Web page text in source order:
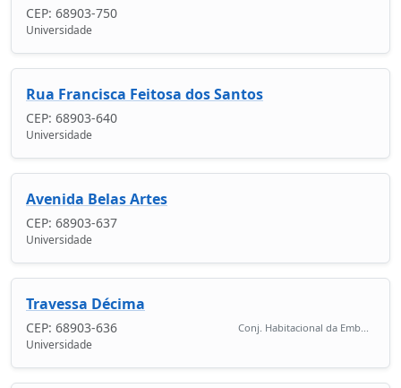
CEP: 68903-750
Universidade
Rua Francisca Feitosa dos Santos
CEP: 68903-640
Universidade
Avenida Belas Artes
CEP: 68903-637
Universidade
Travessa Décima
CEP: 68903-636 Conj. Habitacional da Emb...
Universidade